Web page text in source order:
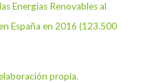
Energías Renovables al
España en 2016 (123.500
propia.